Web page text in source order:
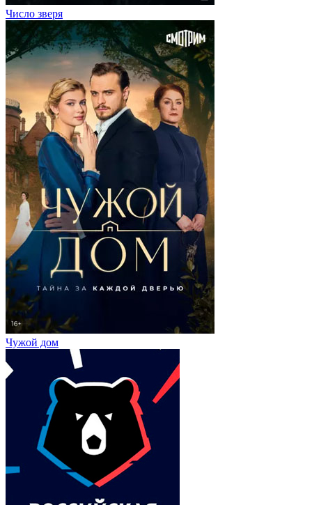
Число зверя
Чужой дом